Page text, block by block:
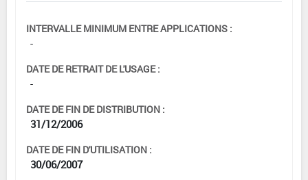
INTERVALLE MINIMUM ENTRE APPLICATIONS :
-
DATE DE RETRAIT DE L'USAGE :
-
DATE DE FIN DE DISTRIBUTION :
31/12/2006
DATE DE FIN D'UTILISATION :
30/06/2007